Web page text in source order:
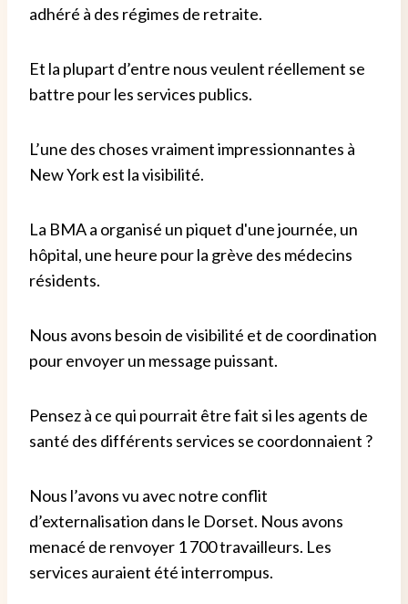
adhéré à des régimes de retraite.
Et la plupart d’entre nous veulent réellement se
battre pour les services publics.
L’une des choses vraiment impressionnantes à
New York est la visibilité.
La BMA a organisé un piquet d'une journée, un
hôpital, une heure pour la grève des médecins
résidents.
Nous avons besoin de visibilité et de coordination
pour envoyer un message puissant.
Pensez à ce qui pourrait être fait si les agents de
santé des différents services se coordonnaient ?
Nous l’avons vu avec notre conflit
d’externalisation dans le Dorset. Nous avons
menacé de renvoyer 1 700 travailleurs. Les
services auraient été interrompus.